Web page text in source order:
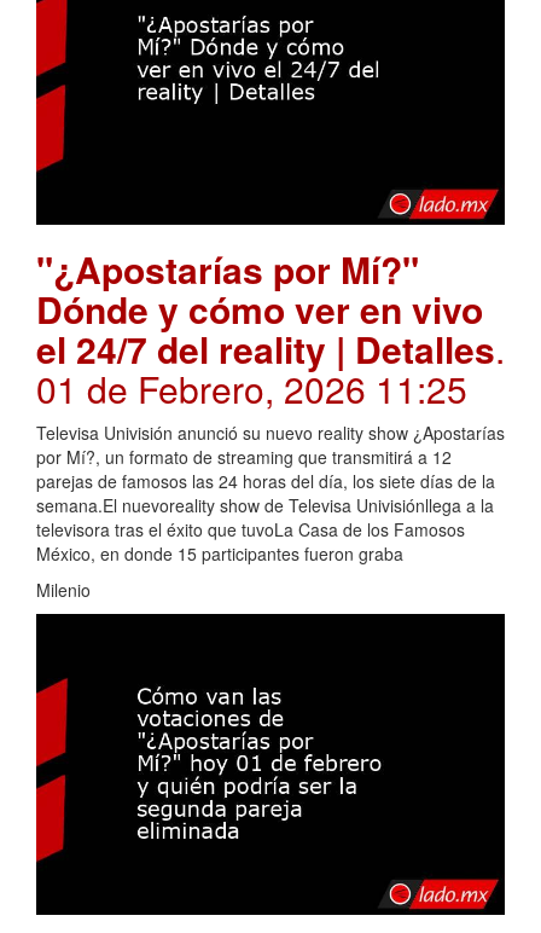
"¿Apostarías por Mí?"
Dónde y cómo ver en vivo
el 24/7 del reality | Detalles.
01 de Febrero, 2026 11:25
Televisa Univisión anunció su nuevo reality show ¿Apostarías
por Mí?, un formato de streaming que transmitirá a 12
parejas de famosos las 24 horas del día, los siete días de la
semana.El nuevoreality show de Televisa Univisiónllega a la
televisora tras el éxito que tuvoLa Casa de los Famosos
México, en donde 15 participantes fueron graba
Milenio